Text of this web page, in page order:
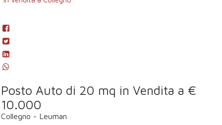
Posto Auto di 20 mq in Vendita a €
10.000
Collegno - Leuman